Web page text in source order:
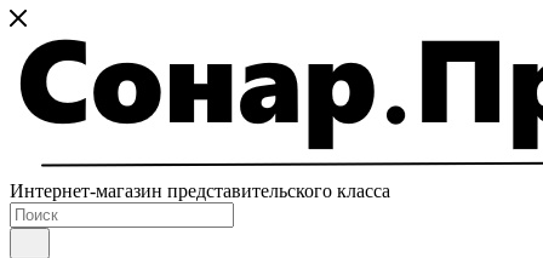
Интернет-магазин представительского класса